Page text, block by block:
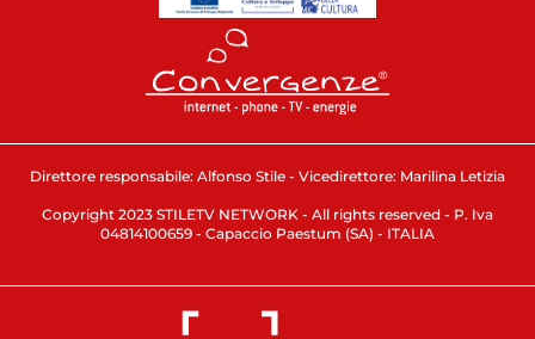
Direttore responsabile: Alfonso Stile - Vicedirettore: Marilina Letizia
Copyright 2023 STILETV NETWORK - All rights reserved - P. Iva
04814100659 - Capaccio Paestum (SA) - ITALIA